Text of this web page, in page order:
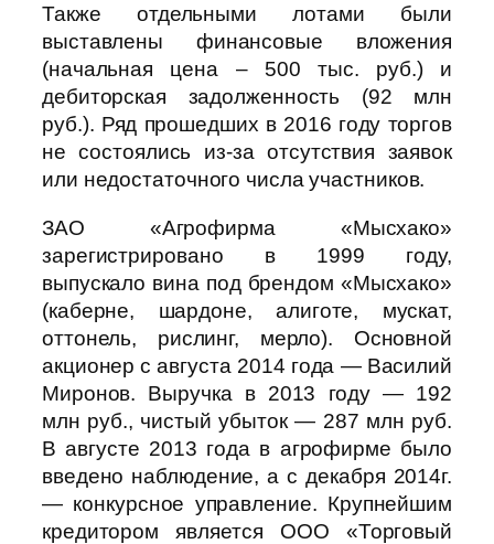
Также отдельными лотами были
выставлены финансовые вложения
(начальная цена – 500 тыс. руб.) и
дебиторская задолженность (92 млн
руб.). Ряд прошедших в 2016 году торгов
не состоялись из-за отсутствия заявок
или недостаточного числа участников.
ЗАО «Агрофирма «Мысхако»
зарегистрировано в 1999 году,
выпускало вина под брендом «Мысхако»
(каберне, шардоне, алиготе, мускат,
оттонель, рислинг, мерло). Основной
акционер с августа 2014 года — Василий
Миронов. Выручка в 2013 году — 192
млн руб., чистый убыток — 287 млн руб.
В августе 2013 года в агрофирме было
введено наблюдение, а с декабря 2014г.
— конкурсное управление. Крупнейшим
кредитором является ООО «Торговый